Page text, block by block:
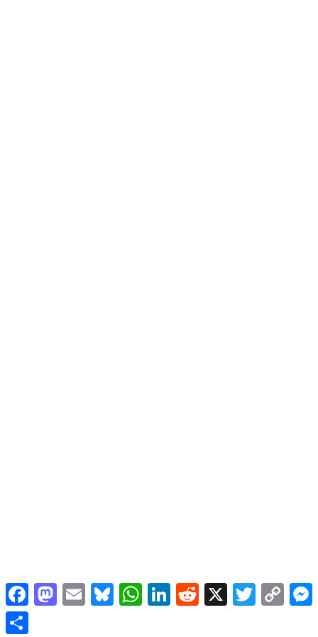
FacebookMastodon
Email BlueskyWhatsApp
LinkedInRedditX TwitterCopy
Link